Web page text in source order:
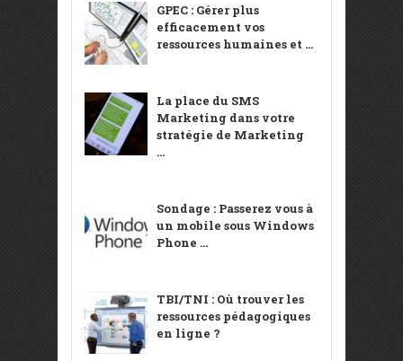
GPEC : Gérer plus
efficacement vos
ressources humaines et ...
La place du SMS
Marketing dans votre
stratégie de Marketing
...
Sondage : Passerez vous à
un mobile sous Windows
Phone ...
TBI/TNI : Où trouver les
ressources pédagogiques
en ligne ?